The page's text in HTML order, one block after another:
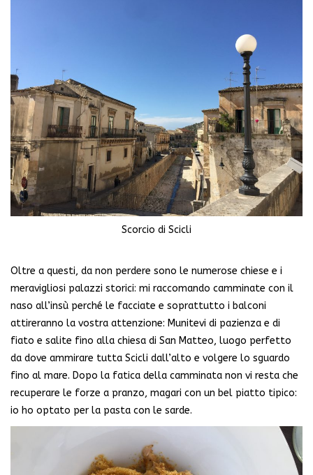
Scorcio di Scicli
Oltre a questi, da non perdere sono le numerose chiese e i
meravigliosi palazzi storici: mi raccomando camminate con il
naso all’insù perché le facciate e soprattutto i balconi
attireranno la vostra attenzione: Munitevi di pazienza e di
fiato e salite fino alla chiesa di San Matteo, luogo perfetto
da dove ammirare tutta Scicli dall’alto e volgere lo sguardo
fino al mare. Dopo la fatica della camminata non vi resta che
recuperare le forze a pranzo, magari con un bel piatto tipico:
io ho optato per la pasta con le sarde.